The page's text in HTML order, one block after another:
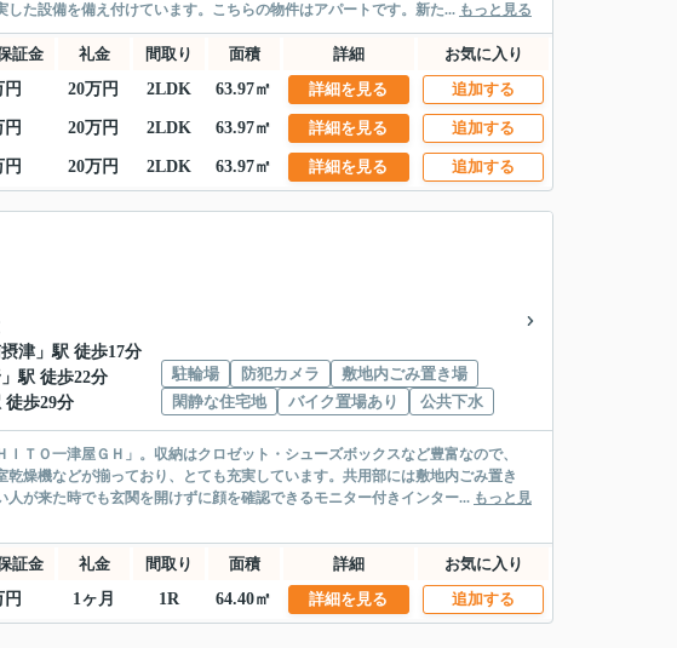
た設備を備え付けています。こちらの物件はアパートです。新た... もっと見る
証金 礼金 間取り 面積 詳細
お気に入り
円 20万円 2LDK 63.97㎡ 詳細を見る 追加する
円 20万円 2LDK 63.97㎡ 詳細を見る 追加する
円 20万円 2LDK 63.97㎡ 詳細を見る 追加する
津 」駅 徒歩17分
」駅 徒歩22分
徒歩29分
駐輪場 防犯カメラ
敷地内ごみ置き場
閑静な住宅地
バイク置場あり 公共下水
ＴＯ一津屋ＧＨ」。収納はクロゼット・シューズボックスなど豊富なので、
燥機などが揃っており、とても充実しています。共用部には敷地内ごみ置き
が来た時でも玄関を開けずに顔を確認できるモニター付きインター... もっと見
証金 礼金 間取り 面積 詳細
お気に入り
円 1ヶ月 1R 64.40㎡ 詳細を見る 追加する